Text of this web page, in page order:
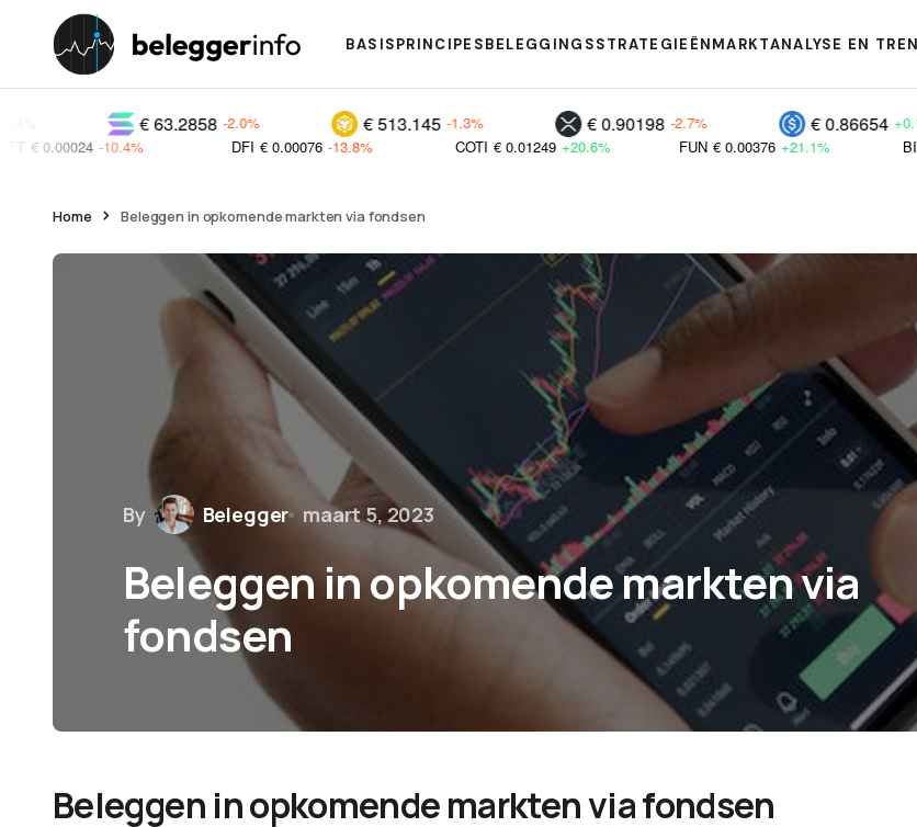
BASISPRINCIPESBELEGGINGSSTRATEGIEËNMARKTANALYSE EN
€ 0.86654 +0.1%
€ 0.90198 -2.7%
€ 513.145 -1.3%
€ 63.2858 -2.0%
BITCOIN €
FUN +21.1%
COTI € 0.01249 +20.6%
DFI -13.8%
10.4%
Home Beleggen in opkomende markten via fondsen
By Belegger maart 5, 2023
Beleggen in opkomende markten via
fondsen
Beleggen in opkomende markten via fondsen